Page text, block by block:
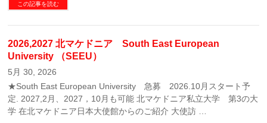
この記事を読む
2026,2027 北マケドニア South East European
University （SEEU）
5月 30, 2026
★South East European University 急募 2026.10月スタート予
定. 2027,2月、2027，10月も可能 北マケドニア私立大学 第3の大
学 在北マケドニア日本大使館からのご紹介 大使訪 …